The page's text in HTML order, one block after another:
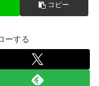
コピー
ーする